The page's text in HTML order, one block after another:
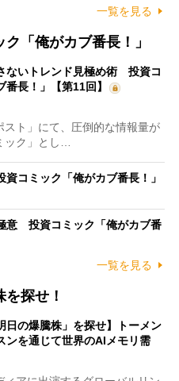
一覧を見る
「俺がカブ番長！」
ないトレンド見極め術 投資コ
番長！」【第11回】
ト」にて、圧倒的な情報量が
ック」とし…
コミック「俺がカブ番長！」
意 投資コミック「俺がカブ番
一覧を見る
探せ！
日の爆騰株」を探せ】トーメン
ンを通じて世界のAIメモリ需